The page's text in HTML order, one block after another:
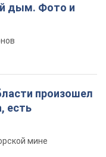
дым. Фото и
произошел
есть
мине